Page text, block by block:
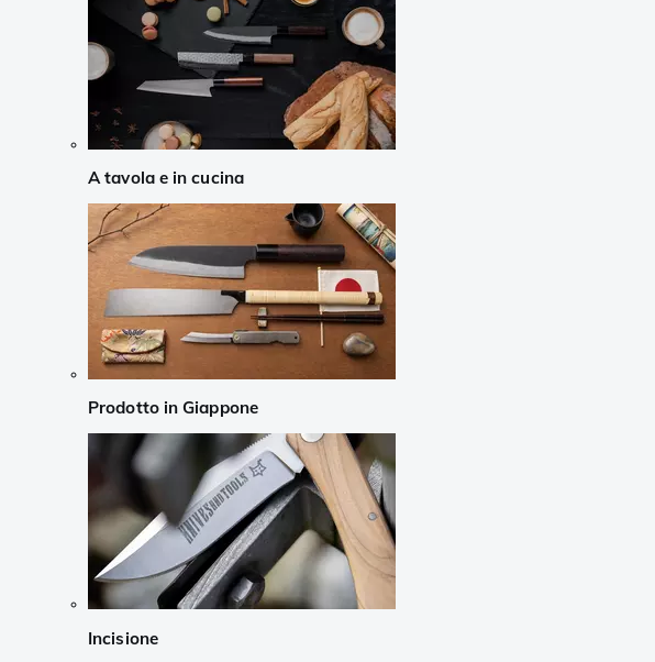
A tavola e in cucina
Prodotto in Giappone
Incisione